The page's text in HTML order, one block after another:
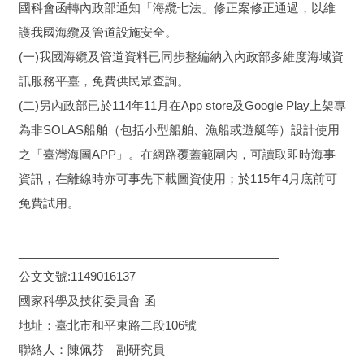
國科會函轉內政部通知「海纜七法」修正案修正通過，以維
護我國海纜及管道設施安全。
(一)我國海纜及管道資料已同步整編納入內政部多維度海域資
訊服務平臺，免費供民眾查詢。
(二)另內政部已於114年11月在App store及Google Play上架專
為非SOLAS船舶（包括小型船舶、漁船或遊艇等）設計使用
之「臺灣海圖APP」。在網路覆蓋範圍內，可讀取即時海事
資訊，在離線時亦可事先下載圖資使用；於115年4月底前可
免費試用。
公文文號:1149016137
國家科學及技術委員會 函
地址：臺北市和平東路二段106號
聯絡人：陳佩芬 副研究員